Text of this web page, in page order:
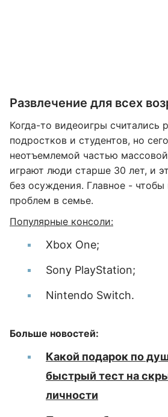
Развлечение для всех
Когда-то видеоигры считались
подростков и студентов, но
неотъемлемой частью
играют люди старше 30 лет, и
без осуждения. Главное -
проблем в семье.
Популярные консоли:
Xbox One;
Sony PlayStation;
Nintendo Switch.
Больше новостей:
Какой подарок по
быстрый тест на
личности